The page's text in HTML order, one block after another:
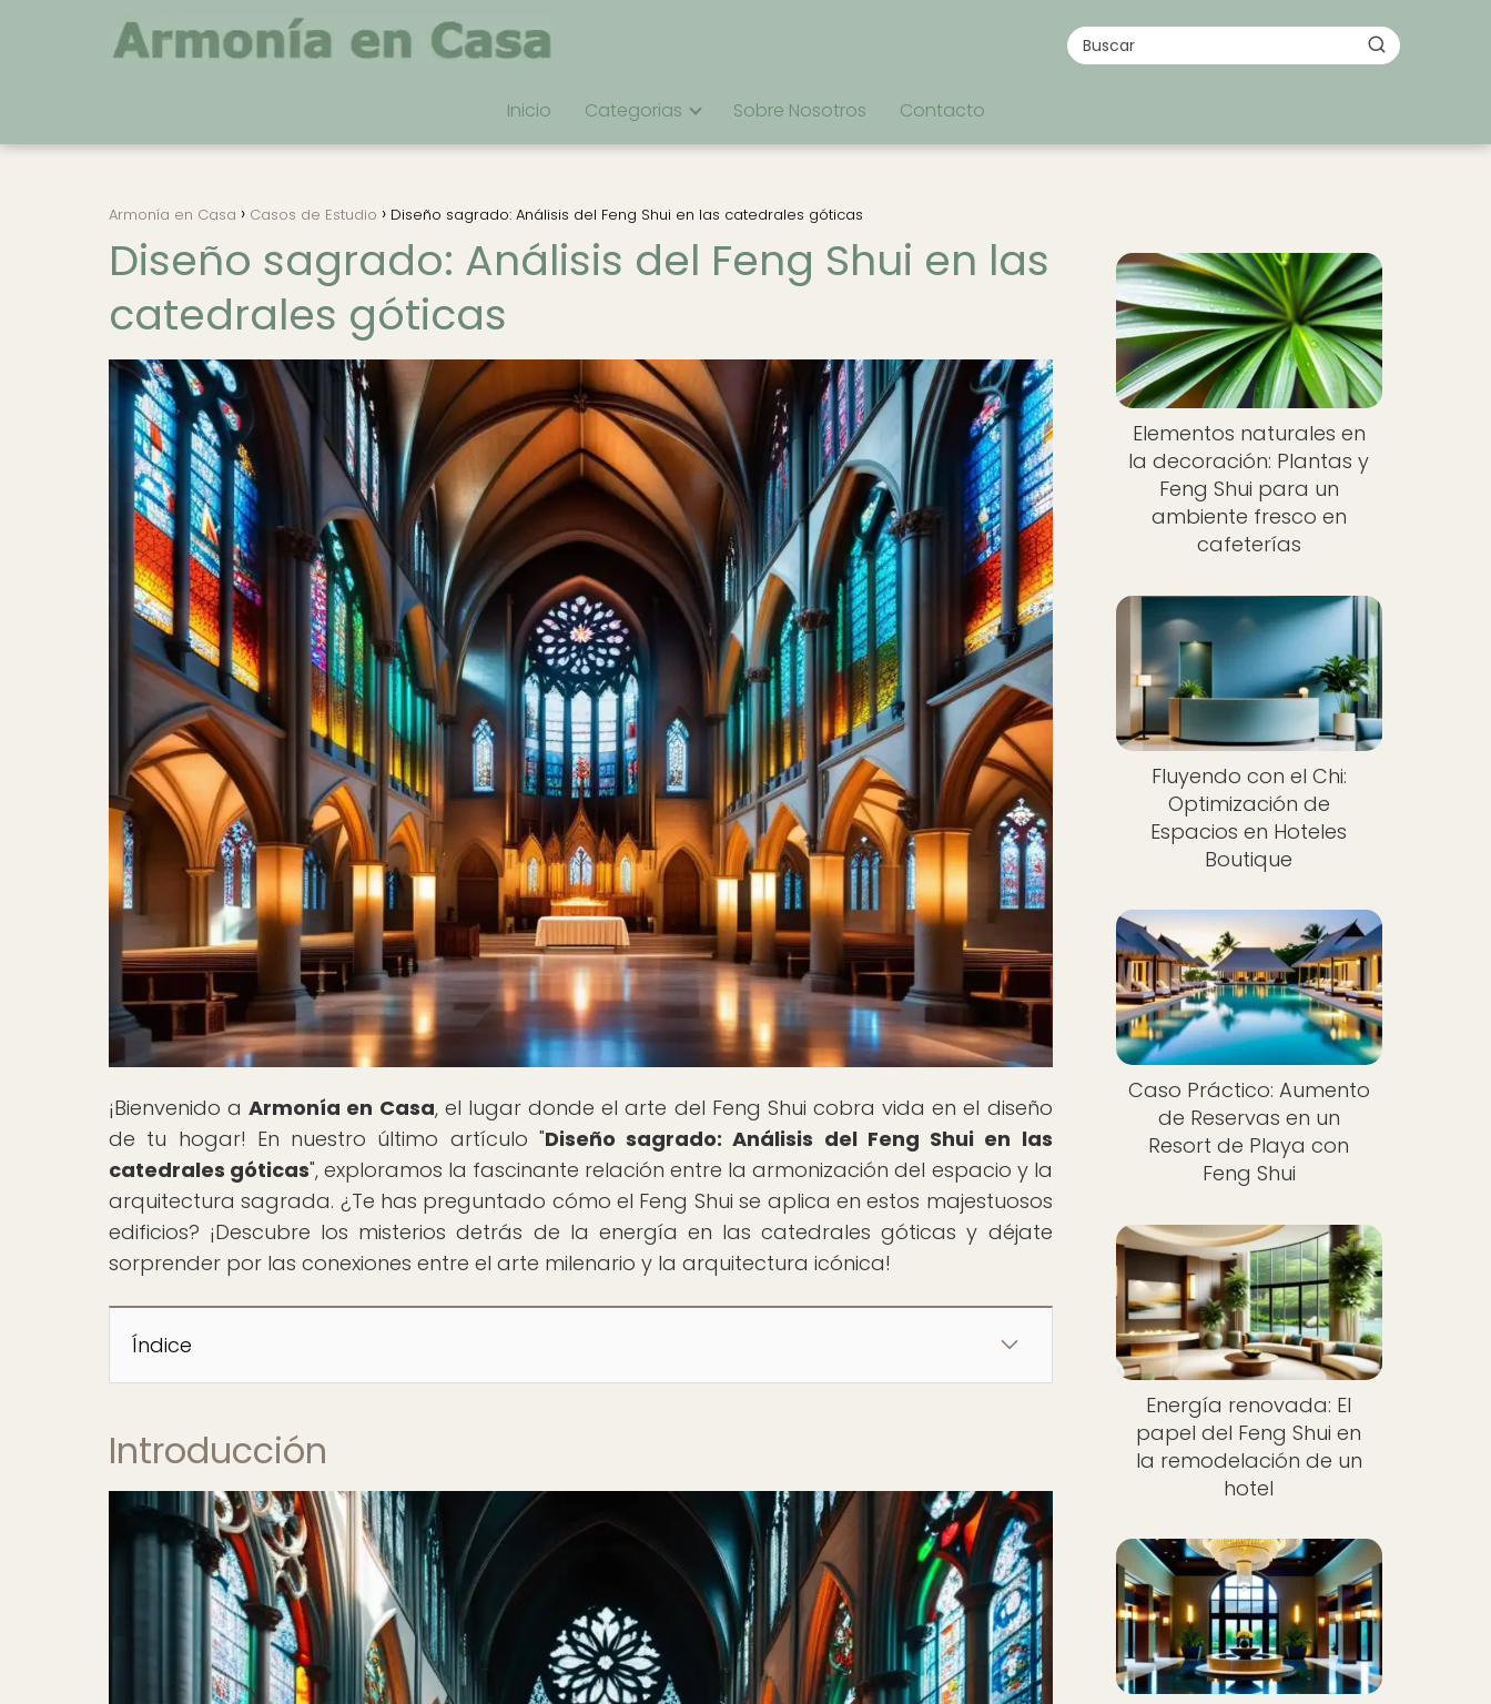
Inicio Categorias Sobre Nosotros Contacto
Armonía en Casa Casos de Estudio Diseño sagrado: Análisis del Feng Shui en las catedrales góticas
Diseño sagrado: Análisis del Feng Shui en las
catedrales góticas
¡Bienvenido aArmonía en Casa, el lugar donde el arte del Feng Shui cobra vida en el diseño
de tu hogar! En nuestro último artículo "Diseño sagrado: Análisis del Feng Shui en las
catedrales góticas", exploramos la fascinante relación entre la armonización del espacio y la
arquitectura sagrada. ¿Te has preguntado cómo el Feng Shui se aplica en estos majestuosos
edificios? ¡Descubre los misterios detrás de la energía en las catedrales góticas y déjate
sorprender por las conexiones entre el arte milenario y la arquitectura icónica!
Índice
Introducción
Elementos naturales en
la decoración: Plantas y
Feng Shui para un
ambiente fresco en
cafeterías
Fluyendo con el Chi:
Optimización de
Espacios en Hoteles
Boutique
Caso Práctico: Aumento
de Reservas en un
Resort de Playa con
Feng Shui
Energía renovada: El
papel del Feng Shui en
la remodelación de un
hotel